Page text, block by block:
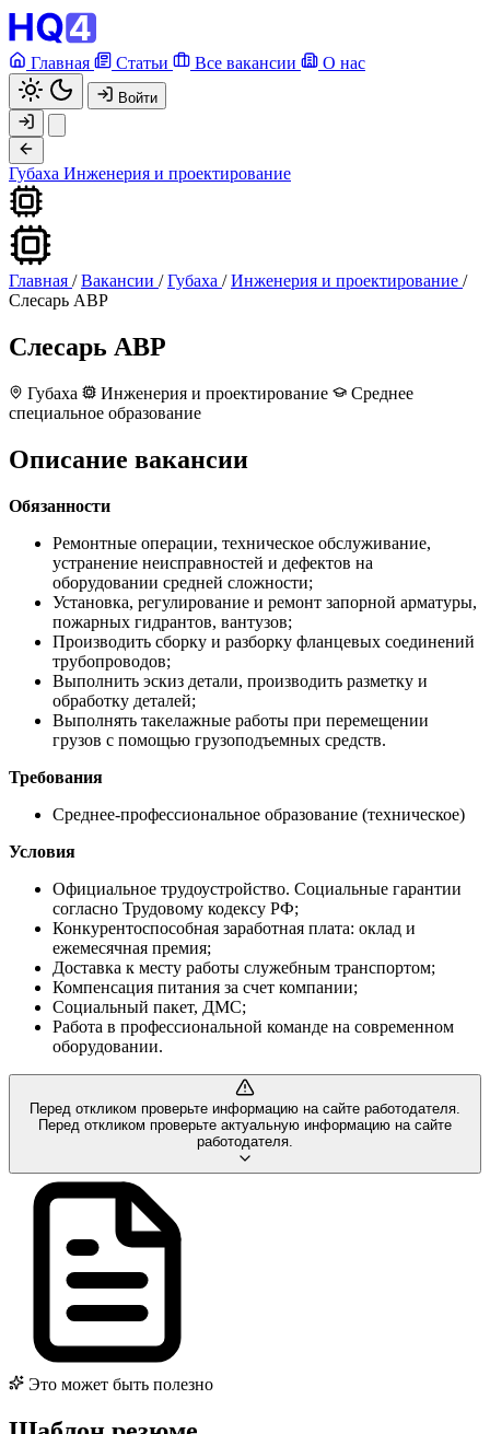
Главная Статьи Все вакансии О нас
Войти
Губаха Инженерия и проектирование
Главная / Вакансии / Губаха / Инженерия и проектирование /
Слесарь АВР
Слесарь АВР
Губаха Инженерия и проектирование
Среднее
специальное образование
Описание вакансии
Обязанности
Ремонтные операции, техническое обслуживание,
устранение неисправностей и дефектов на
оборудовании средней сложности;
Установка, регулирование и ремонт запорной арматуры,
пожарных гидрантов, вантузов;
Производить сборку и разборку фланцевых соединений
трубопроводов;
Выполнить эскиз детали, производить разметку и
обработку деталей;
Выполнять такелажные работы при перемещении
грузов с помощью грузоподъемных средств.
Требования
Среднее-профессиональное образование (техническое)
Условия
Официальное трудоустройство. Социальные гарантии
согласно Трудовому кодексу РФ;
Конкурентоспособная заработная плата: оклад и
ежемесячная премия;
Доставка к месту работы служебным транспортом;
Компенсация питания за счет компании;
Социальный пакет, ДМС;
Работа в профессиональной команде на современном
оборудовании.
Перед откликом проверьте информацию на сайте работодателя.
Перед откликом проверьте актуальную информацию на сайте
работодателя.
Это может быть полезно